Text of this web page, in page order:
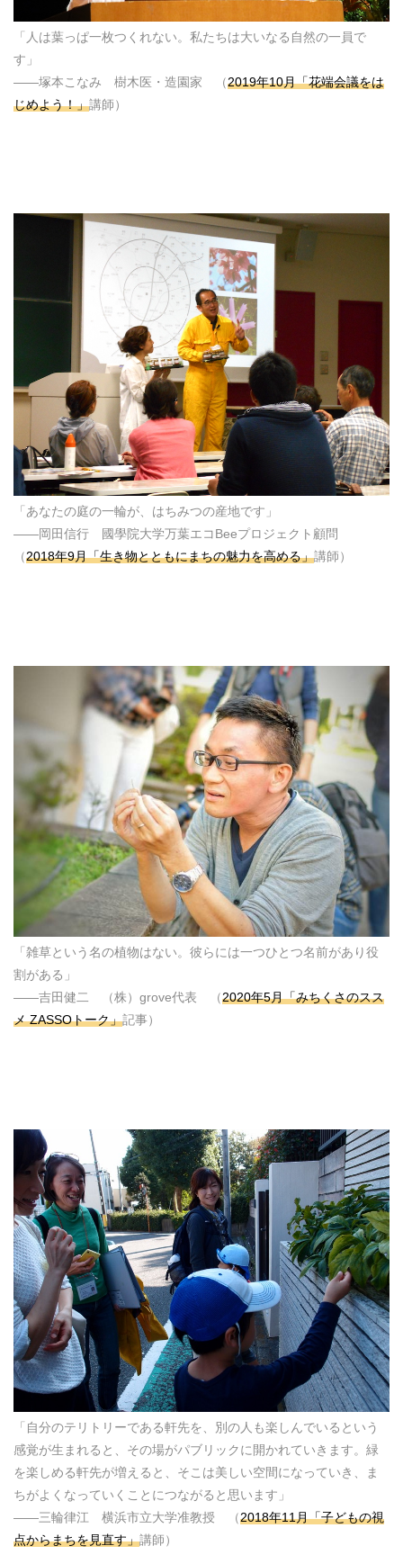
「人は葉っぱ一枚つくれない。私たちは大いなる自然の一員で
す」
――塚本こなみ 樹木医・造園家 （2019年10月「花端会議をは
じめよう！」講師）
「あなたの庭の一輪が、はちみつの産地です」
――岡田信行 國學院大学万葉エコBeeプロジェクト顧問
（2018年9月「生き物とともにまちの魅力を高める」講師）
「雑草という名の植物はない。彼らには一つひとつ名前があり役
割がある」
――吉田健二 （株）grove代表 （2020年5月「みちくさのスス
メ ZASSOトーク」記事）
「自分のテリトリーである軒先を、別の人も楽しんでいるという
感覚が生まれると、その場がパブリックに開かれていきます。緑
を楽しめる軒先が増えると、そこは美しい空間になっていき、ま
ちがよくなっていくことにつながると思います」
――三輪律江 横浜市立大学准教授 （2018年11月「子どもの視
点からまちを見直す」講師）